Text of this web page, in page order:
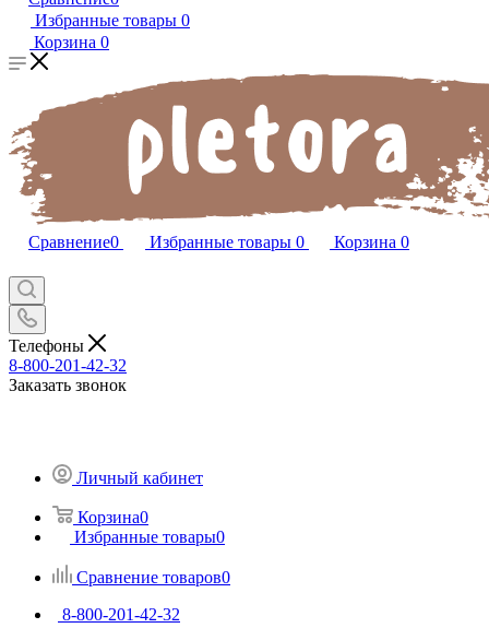
Избранные товары 0
Корзина 0
Сравнение0 Избранные товары 0 Корзина 0
Телефоны
8-800-201-42-32
Заказать звонок
Личный кабинет
Корзина0
Избранные товары0
Сравнение товаров0
8-800-201-42-32